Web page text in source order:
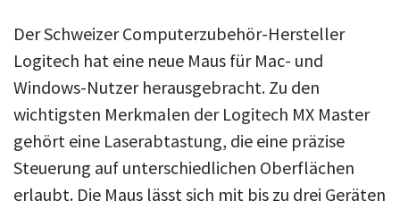
iPad
Tests
Tipps
Magazine
Über uns
Der Schweizer Computerzubehör-Hersteller
Logitech hat eine neue Maus für Mac- und
Windows-Nutzer herausgebracht. Zu den
wichtigsten Merkmalen der Logitech MX Master
gehört eine Laserabtastung, die eine präzise
Steuerung auf unterschiedlichen Oberflächen
erlaubt. Die Maus lässt sich mit bis zu drei Geräten